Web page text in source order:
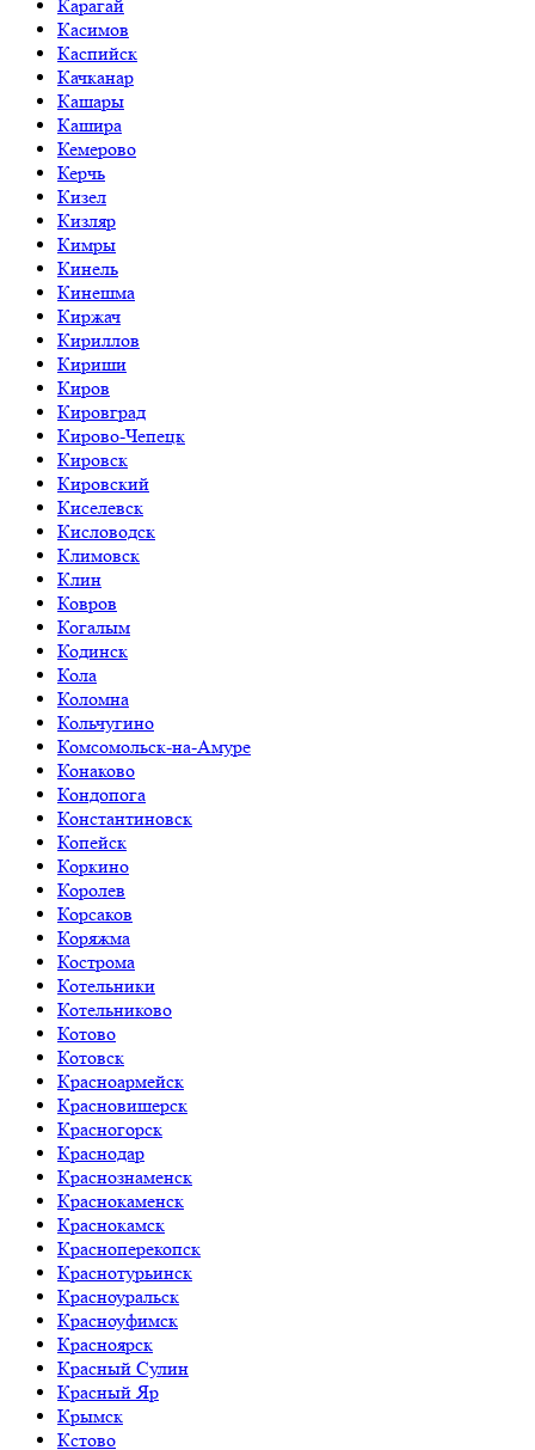
Карагай
Касимов
Каспийск
Качканар
Кашары
Кашира
Кемерово
Керчь
Кизел
Кизляр
Кимры
Кинель
Кинешма
Киржач
Кириллов
Кириши
Киров
Кировград
Кирово-Чепецк
Кировск
Кировский
Киселевск
Кисловодск
Климовск
Клин
Ковров
Когалым
Кодинск
Кола
Коломна
Кольчугино
Комсомольск-на-Амуре
Конаково
Кондопога
Константиновск
Копейск
Коркино
Королев
Корсаков
Коряжма
Кострома
Котельники
Котельниково
Котово
Котовск
Красноармейск
Красновишерск
Красногорск
Краснодар
Краснознаменск
Краснокаменск
Краснокамск
Красноперекопск
Краснотурьинск
Красноуральск
Красноуфимск
Красноярск
Красный Сулин
Красный Яр
Крымск
Кстово